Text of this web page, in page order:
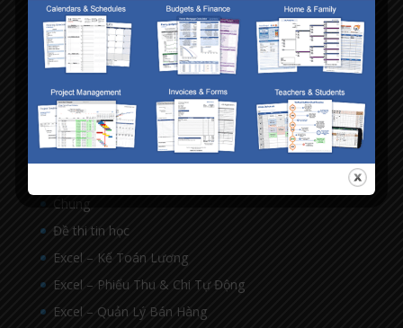
Danh mục bài viết
All – Excel
Đề thi tin học
Excel – Kế Toán Lương
Excel – Phiếu Thu & Chi Tự Động
Excel – Quản Lý Bán Hàng